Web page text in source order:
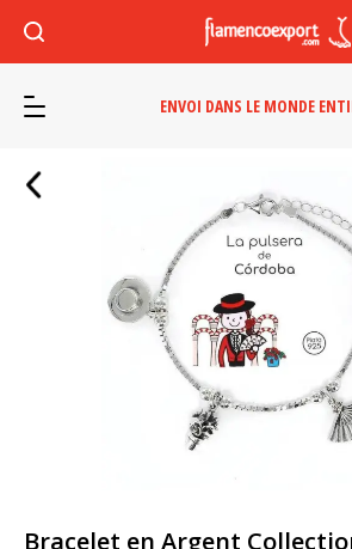
ENVOI DANS LE MONDE
Bracelet en Argent